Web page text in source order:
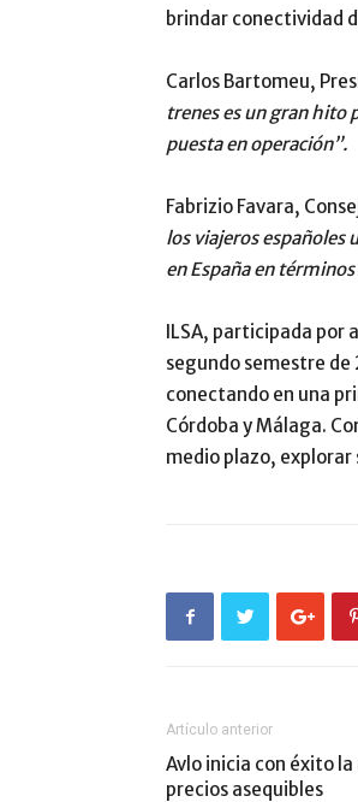
brindar conectividad
Carlos Bartomeu,
trenes es un gran hito
puesta en operación”.
Fabrizio Favara,
los viajeros españoles
en España en
ILSA, participada por
segundo semestre de
conectando en una
Córdoba y Málaga.
medio plazo,
Artículo anterior
Avlo inicia con éxito
precios asequibles